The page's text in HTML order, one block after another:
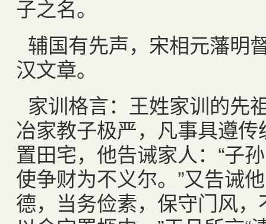
子之名。
辅国有先声，宋相元藩明
汉文章。
家训格言：王姓家训的先
冶家教子极严，凡事具遵
置田宅，他告诫家人：“子
使争财为不义尔。”又告诫
德，当务俭素，保守门风